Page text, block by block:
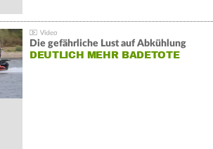
Die gefährliche Lust auf Abkühlung
DEUTLICH MEHR BADETOTE